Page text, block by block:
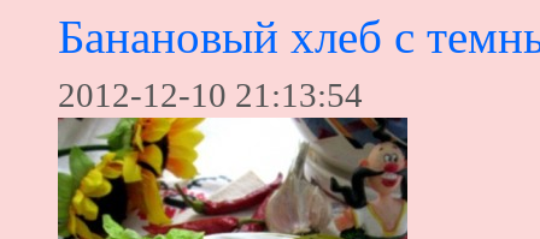
Банановый хлеб с
2012-12-10 21:13:54